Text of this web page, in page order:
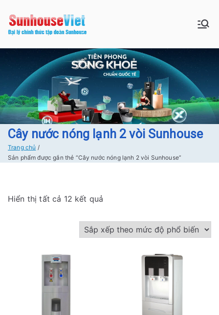
tới
nội
dung
Đồ gia dụng|
Điện gia
dụng|Nhà
bếp|Điện
lạnh giá tốt
tại Hà nội
Bán buôn bán lẻ hàng Sunhouse
Hà Nội
Cây nước nóng lạnh 2 vòi Sunhouse
Trang chủ
Sản phẩm được gắn thẻ “Cây nước nóng lạnh 2 vòi Sunhouse”
Hiển thị tất cả 12 kết quả
s
ắ